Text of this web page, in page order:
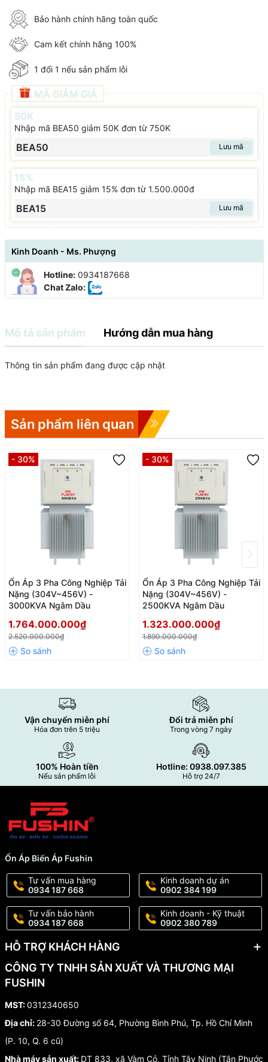
Bảo hành chính hãng toàn quốc
Cam kết chính hãng 100%
1 đổi 1 nếu sản phẩm lỗi
MÃ GIẢM GIÁ
50K
Nhập mã BEA50 giảm 50K đơn từ 750K
BEA50 Lưu mã
15%
Nhập mã BEA15 giảm 15% đơn từ 1.500.000đ
BEA15 Lưu mã
Kinh Doanh - Ms. Phượng
Hotline: 0934187668
Chat Zalo:
Mô tả sản phẩm Hướng dẫn mua hàng
Thông tin sản phẩm đang được cập nhật
Sản phẩm liên quan
- 30%
Ổn Áp 3 Pha Công Nghiệp Tải
Nặng (304V~456V) -
3000KVA Ngâm Dầu
1.764.000.000₫
2.520.000.000₫
- 30%
Ổn Áp 3 Pha Công Nghiệp Tải
Nặng (304V~456V) -
2500KVA Ngâm Dầu
1.323.000.000₫
1.890.000.000₫
Vận chuyển miễn phí
Hóa đơn trên 5 triệu
Đổi trả miễn phí
Trong vòng 7 ngày
100% Hoàn tiền
Nếu sản phẩm lỗi
Hotline: 0938.097.385
Hỗ trợ 24/7
Ổn Áp Biến Áp Fushin
Tư vấn mua hàng
0934 187 668
Kinh doanh dự án
0902 384 199
Tư vấn bảo hành
0934 187 668
Kinh doanh - Kỹ thuật
0902 380 789
HỖ TRỢ KHÁCH HÀNG
CÔNG TY TNHH SẢN XUẤT VÀ THƯƠNG MẠI
FUSHIN
MST:0312340650
Địa chỉ: 28-30 Đường số 64, Phường Bình Phú, Tp. Hồ Chí Minh
(P. 10, Q. 6 cũ)
Nhà máy sản xuất: DT 833, xã Vàm Cỏ, Tỉnh Tây Ninh (Tân Phước